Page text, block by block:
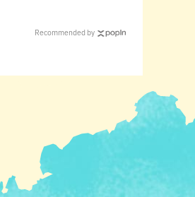
Recommended by